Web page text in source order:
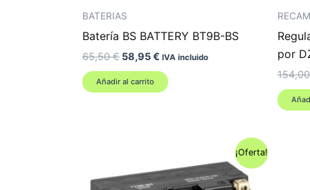
BATERIAS
Batería BS BATTERY BT9B-BS
65,50€ El
original
era:
58,95€ El
actual
es:
IVA incluido
Añadir al carrito
por
¡Oferta!